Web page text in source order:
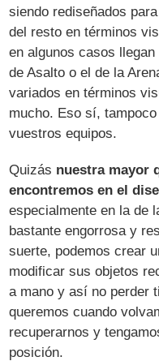
siendo rediseñados
del resto en términos
en algunos casos
de Asalto o el de la
variados en términos
mucho. Eso sí,
vuestros equipos.
Quizás nuestra mayor
encontremos en el
especialmente en la de
bastante engorrosa y
suerte, podemos crear
modificar sus objetos
a mano y así no perder
queremos cuando
recuperarnos y
posición.